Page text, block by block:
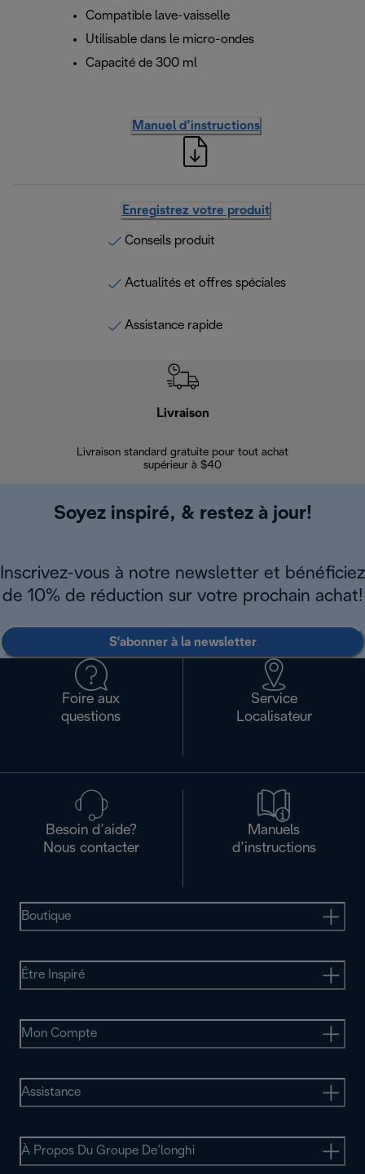
Compatible lave-vaisselle
Utilisable dans le micro-ondes
Capacité de 300 ml
Manuel d’instructions
Enregistrez votre produit
Conseils produit
Actualités et offres spéciales
Assistance rapide
Livraison
Livraison standard gratuite pour tout achat
supérieur à $40
Soyez inspiré, & restez à jour!
Inscrivez-vous à notre newsletter et bénéficiez
de 10% de réduction sur votre prochain achat!
S'abonner à la newsletter
Foire aux
questions
Service
Localisateur
Besoin d’aide?
Nous contacter
Manuels
d’instructions
Boutique
Être Inspiré
Mon Compte
Assistance
À Propos Du Groupe De’longhi